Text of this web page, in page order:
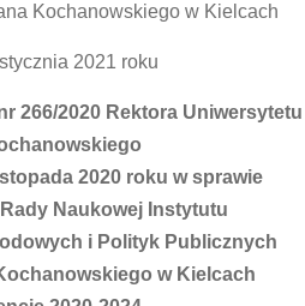
Kochanowskiego w Kielcach
2021 roku
266/2020 Rektora Uniwersytetu
2020 roku w sprawie
Rady Naukowej Instytutu
i Polityk Publicznych
w Kielcach